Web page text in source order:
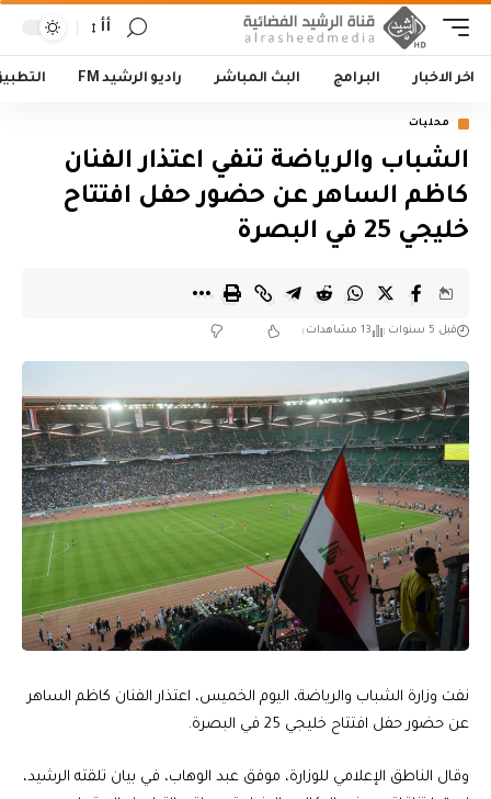
أأ
اخر الاخبار البرامج البث المباشر راديو الرشيد FM
محليات
الشباب والرياضة تنفي اعتذار الفنان
كاظم الساهر عن حضور حفل افتتاح
خليجي 25 في البصرة
قبل 5 سنوات 13 مشاهدات
نفت وزارة الشباب والرياضة، اليوم الخميس، اعتذار الفنان كاظم الساهر
عن حضور حفل افتتاح خليجي 25 في البصرة.
وقال الناطق الإعلامي للوزارة، موفق عبد الوهاب، في بيان تلقته الرشيد،